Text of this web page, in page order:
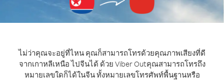
ไม่ว่าคุณจะอยู่ที่ไหน คุณก็สามารถโทรด้วยคุณภาพเสียงที่ดี
จากเกาหลีเหนือ ไปจีนได้ ด้วย Viber Outคุณสามารถโทรถึง
หมายเลขใดก็ได้ในจีน ทั้งหมายเลขโทรศัพท์พื้นฐานหรือ